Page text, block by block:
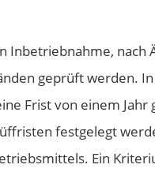
nach
geprüft werden.
Frist von einem Jahr
festgelegt
Ein